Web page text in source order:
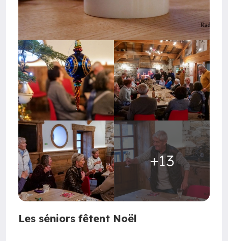
+13
Les séniors fêtent Noël